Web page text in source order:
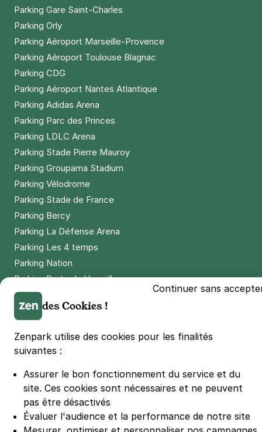
Parking Gare Saint-Charles
Parking Orly
Parking Aéroport Marseille-Provence
Parking Aéroport Toulouse Blagnac
Parking CDG
Parking Aéroport Nantes Atlantique
Parking Adidas Arena
Parking Parc des Princes
Parking LDLC Arena
Parking Stade Pierre Mauroy
Parking Groupama Stadium
Parking Vélodrome
Parking Stade de France
Parking Bercy
Parking La Défense Arena
Parking Les 4 temps
Parking Nation
Parking Porte de Versailles
Parking Lille Grand Palais
Parking Euralille
consommation de 20%
#SeDéplacerMoinsPolluer
© Zenpark 2012 - 2026 - Tous droits réservés - Fabriqué avec soin à
Rennes et Paris
Continuer sans
des Cookies !
Zenpark utilise des cookies pour les finalités
suivantes :
Assurer le bon fonctionnement du service et du
site. Ces cookies sont nécessaires et ne peuvent
pas être désactivés
Évaluer l'audience et la performance de notre site